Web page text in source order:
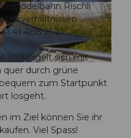
Roeoesli | CC-BY-NC-ND
© UNESCO Biosphäre Entlebuch / Yannick Röö
sli, Yannick Roeoesli |
CC-BY-NC-ND
Rischli
41 488 21 21.
schlängelt sich mit
durch grüne
zum Startpunkt
losgeht.
im Ziel können Sie ihr
Viel Spass!